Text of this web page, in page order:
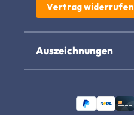
Vertrag widerrufen
Auszeichnungen